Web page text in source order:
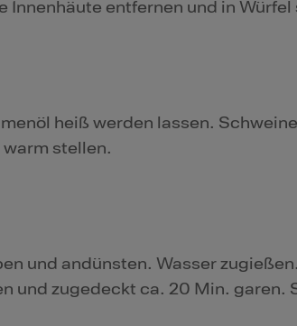
Innenhäute entfernen und in
heiß werden lassen.
stellen.
und andünsten. Wasser
und zugedeckt ca. 20 Min. garen.